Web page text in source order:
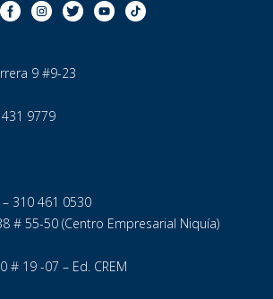
9 #9-23
9779
310 461 0530
# 55-50 (Centro Empresarial Niquía)
# 19 -07 – Ed. CREM